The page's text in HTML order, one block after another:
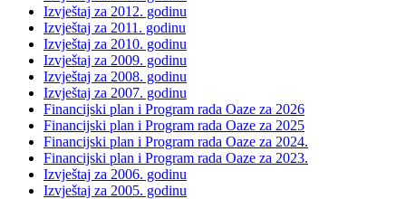
Izvještaj za 2012. godinu
Izvještaj za 2011. godinu
Izvještaj za 2010. godinu
Izvještaj za 2009. godinu
Izvještaj za 2008. godinu
Izvještaj za 2007. godinu
Financijski plan i Program rada Oaze za 2026
Financijski plan i Program rada Oaze za 2025
Financijski plan i Program rada Oaze za 2024.
Financijski plan i Program rada Oaze za 2023.
Izvještaj za 2006. godinu
Izvještaj za 2005. godinu